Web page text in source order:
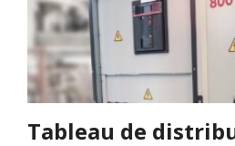
Tableau de